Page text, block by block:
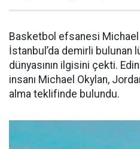
Basketbol efsanesi Michael
İstanbul’da demirli bulunan
dünyasının ilgisini çekti.
insanı Michael Okylan,
alma teklifinde bulundu.